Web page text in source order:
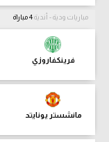
مباريات ودية - أندية
فرينكفاروزي
مانشستر يونايتد